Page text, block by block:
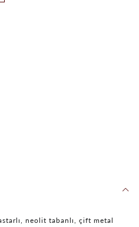
neolit tabanlı, çift metal